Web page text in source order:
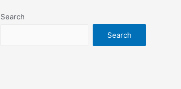
Search
Search